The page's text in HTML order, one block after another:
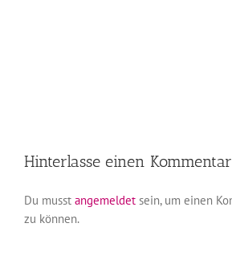
Hinterlasse einen Kommentar
Du musst angemeldet sein, um einen
zu können.